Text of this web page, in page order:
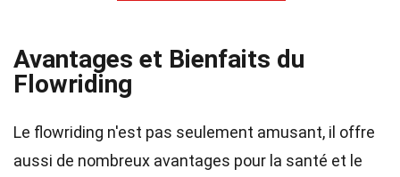
Avantages et Bienfaits du
Flowriding
Le flowriding n'est pas seulement amusant, il offre
aussi de nombreux avantages pour la santé et le